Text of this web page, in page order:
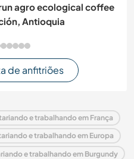
agro ecological coffee
Antioquia
de anfitriões
e trabalhando em França
e trabalhando em Europa
e trabalhando em Burgundy